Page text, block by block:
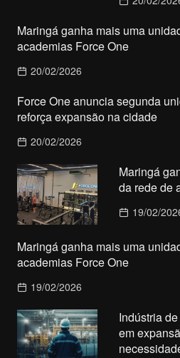
Maringá ganha mais uma
academias Force One
20/02/2026
Force One anuncia segunda
reforça expansão na cidade
20/02/2026
Maringá
da rede de
19/02/
Maringá ganha mais uma
academias Force One
19/02/2026
Indústria
em